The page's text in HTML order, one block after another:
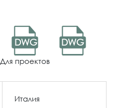
DWG DWG
Для проектов
Италия